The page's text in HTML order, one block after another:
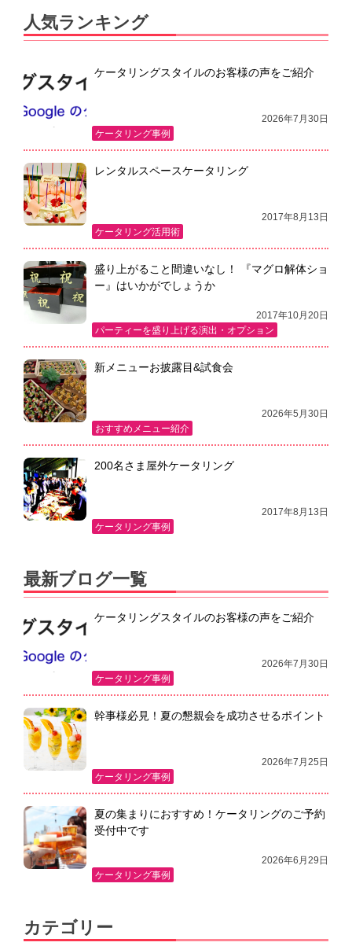
ゲ
シ
ョ
ン
人気ランキング
ケータリングスタイルのお客様の声をご紹介
2026年7月30日
ケータリング事例
レンタルスペースケータリング
2017年8月13日
ケータリング活用術
盛り上がること間違いなし！ 『マグロ解体ショ
ー』はいかがでしょうか
2017年10月20日
パーティーを盛り上げる演出・オプション
新メニューお披露目&試食会
2026年5月30日
おすすめメニュー紹介
200名さま屋外ケータリング
2017年8月13日
ケータリング事例
最新ブログ一覧
ケータリングスタイルのお客様の声をご紹介
2026年7月30日
ケータリング事例
幹事様必見！夏の懇親会を成功させるポイント
2026年7月25日
ケータリング事例
夏の集まりにおすすめ！ケータリングのご予約
受付中です
2026年6月29日
ケータリング事例
カテゴリー